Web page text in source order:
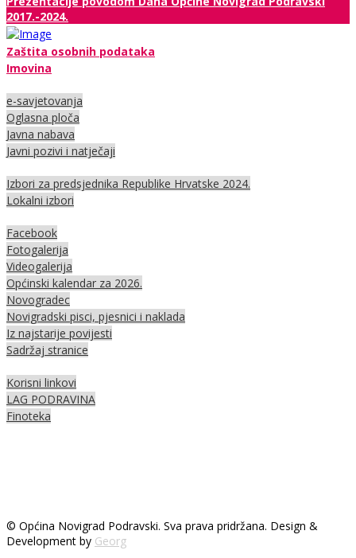
2017.-2024.
Zaštita osobnih podataka
Imovina
e-savjetovanja
Oglasna ploča
Javna nabava
Javni pozivi i natječaji
Izbori za predsjednika Republike Hrvatske 2024.
Lokalni izbori
Facebook
Fotogalerija
Videogalerija
Općinski kalendar za 2026.
Novogradec
Novigradski pisci, pjesnici i naklada
Iz najstarije povijesti
Sadržaj stranice
Korisni linkovi
LAG PODRAVINA
Finoteka
© Općina Novigrad Podravski. Sva prava pridržana. Design &
Development by Georg